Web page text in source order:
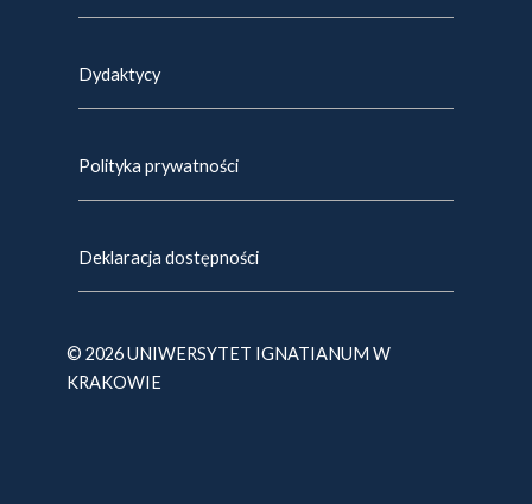
Dydaktycy
Polityka prywatności
Deklaracja dostępności
© 2026 UNIWERSYTET IGNATIANUM W
KRAKOWIE